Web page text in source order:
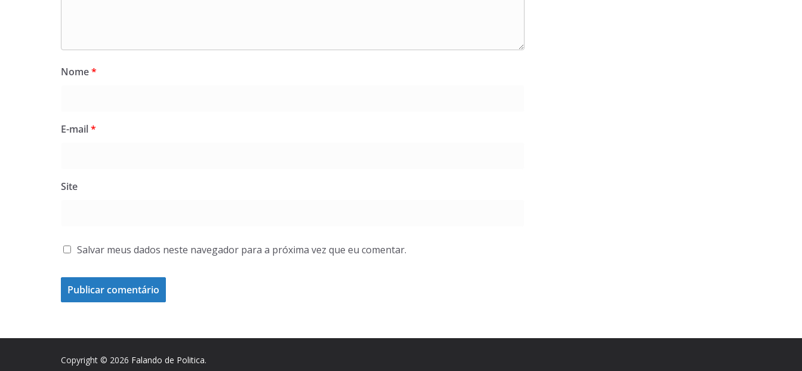
Nome*
E-mail*
Site
Salvar meus dados neste navegador para a próxima vez que eu comentar.
Copyright © 2026 Falando de Politica.